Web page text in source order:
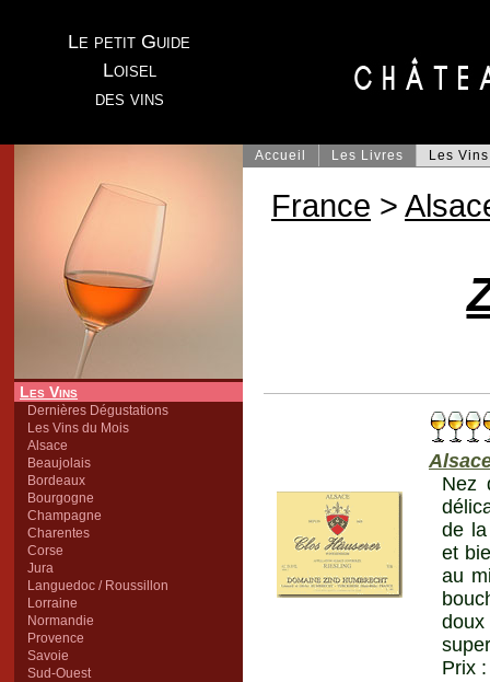
Le petit Guide
Loisel
des vins
Les Vins
Dernières Dégustations
Les Vins du Mois
Alsace
Beaujolais
Bordeaux
Bourgogne
Champagne
Charentes
Corse
Jura
Languedoc / Roussillon
Lorraine
Normandie
Provence
Savoie
Sud-Ouest
Accueil Les Livres Les Vins
France >
Nez
de
et
au
Prix